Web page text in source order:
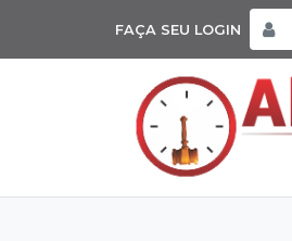
FAÇA SEU LOGIN